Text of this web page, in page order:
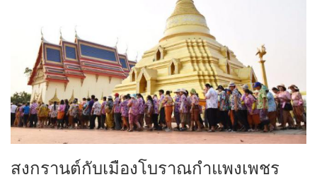
สงกรานต์กับเมืองโบราณกำแพงเพชร